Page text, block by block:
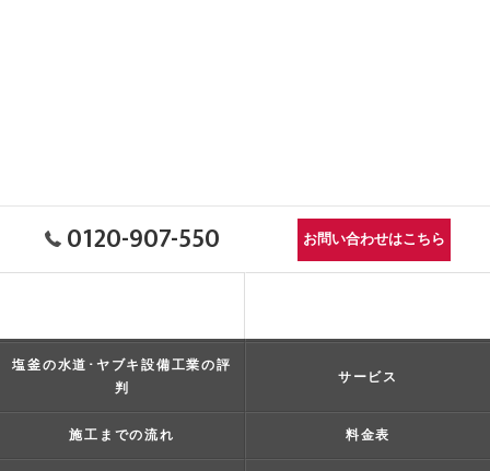
0120-907-550 お問い合わせはこちら
塩釜の水道･ヤブキ設備工業の評
判
サービス
施工までの流れ 料金表